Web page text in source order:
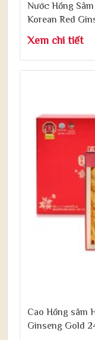
Nước Hồng
Korean Red
Xem chi tiết
Cao Hồng sâm
Ginseng Gold